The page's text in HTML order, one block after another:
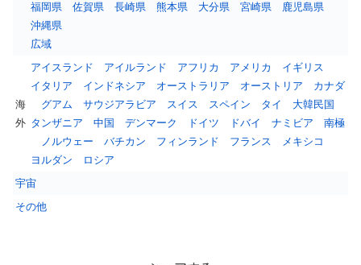
福岡県
佐賀県 長崎県 熊本県 大分県 宮崎県
鹿児島県
沖縄県
広域
海
外
アイスランド アイルランド アフリカ アメリカ
イギリス
イタリア
インドネシア オーストラリア オーストリア
カナダ
グアム
サウジアラビア スイス スペイン タイ
大韓民国
タンザニア
中国 デンマーク ドイツ ドバイ ナミビア
南極
ノルウェー
バチカン フィンランド フランス
メキシコ
ヨルダン
ロシア
宇宙
その他